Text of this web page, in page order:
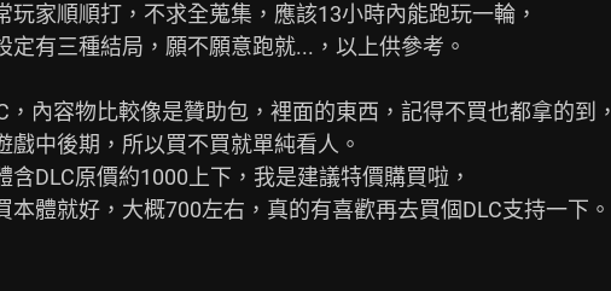
玩家順順打，不求全蒐集，應該13小時內能跑玩一輪，
定有三種結局，願不願意跑就...，以上供參考。
，內容物比較像是贊助包，裡面的東西，記得不買也都拿的到，
戲中後期，所以買不買就單純看人。
含DLC原價約1000上下，我是建議特價購買啦，
本體就好，大概700左右，真的有喜歡再去買個DLC支持一下。